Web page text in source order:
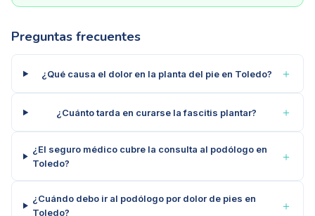
Preguntas frecuentes
¿Qué causa el dolor en la planta del pie en Toledo? ＋
¿Cuánto tarda en curarse la fascitis plantar? ＋
¿El seguro médico cubre la consulta al podólogo en
Toledo?
＋
¿Cuándo debo ir al podólogo por dolor de pies en
Toledo?
＋